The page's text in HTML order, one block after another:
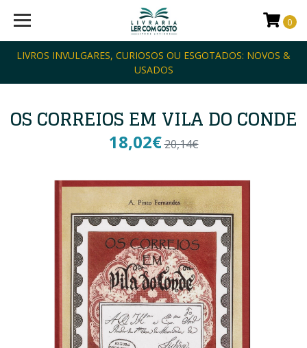
LIVROS INVULGARES, CURIOSOS OU ESGOTADOS: NOVOS &
USADOS
0
OS CORREIOS EM VILA DO CONDE
18,02€20,14€